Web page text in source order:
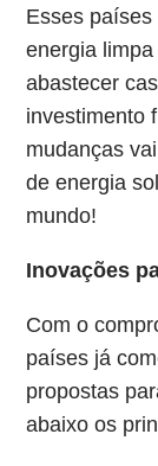
Esses
energia
abastecer
investimento
mudanças
de energia
mundo!
Inovações
Com o
países já
propostas
abaixo os